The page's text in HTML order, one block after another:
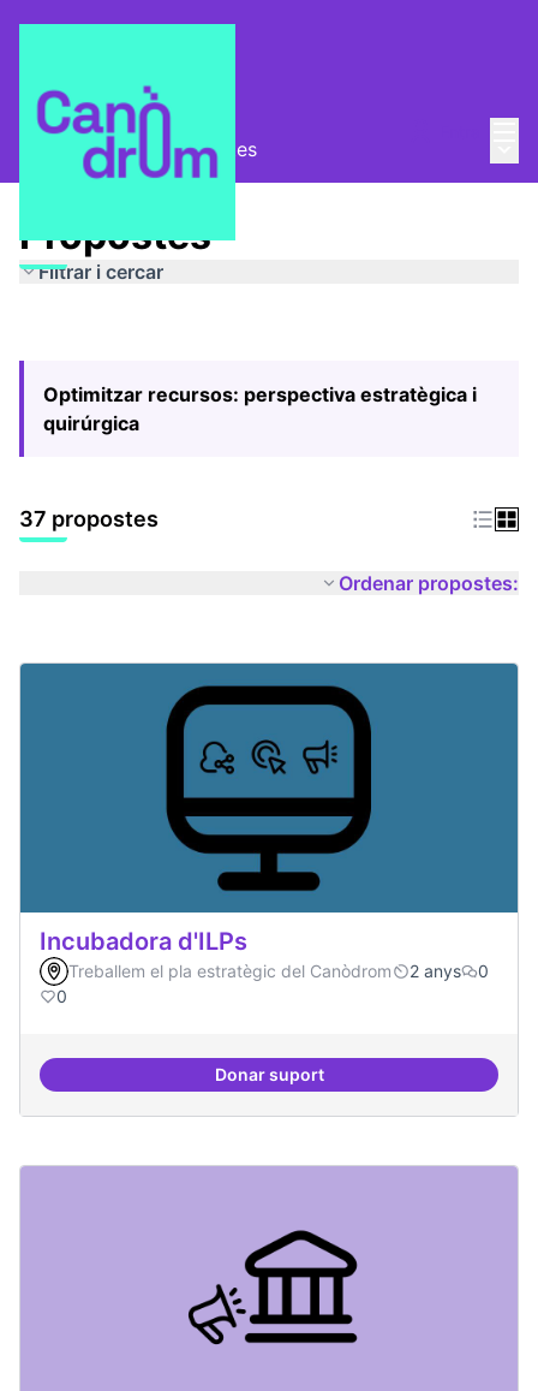
Pla Estratègic Propostes
Propostes
Filtrar i cercar
Optimitzar recursos: perspectiva estratègica i
quirúrgica
37 propostes
Ordenar propostes:
Incubadora d'ILPs
Treballem el pla estratègic del Canòdrom 2 anys
0
0
Donar suportIncubadora d'ILPs